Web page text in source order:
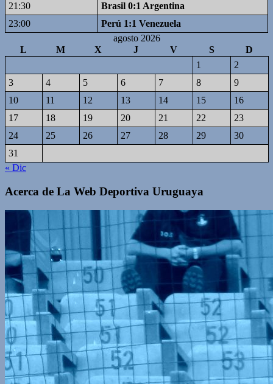
21:30
Brasil 0:1 Argentina
23:00
Perú 1:1 Venezuela
agosto 2026
L
M X J V S
D
1
2
3
4 5 6 7 8
9
10
11 12 13 14 15
16
17
18 19 20 21 22
23
24
25 26 27 28 29
30
31
« Dic
Acerca de La Web Deportiva Uruguaya